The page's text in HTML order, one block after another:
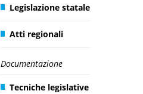
Legislazione statale
Atti regionali
Documentazione
Tecniche legislative